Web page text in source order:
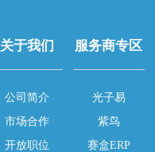
关于我们
公司简介
市场合作
开放职位
服务商专区
光子易
紫鸟
赛盒ERP